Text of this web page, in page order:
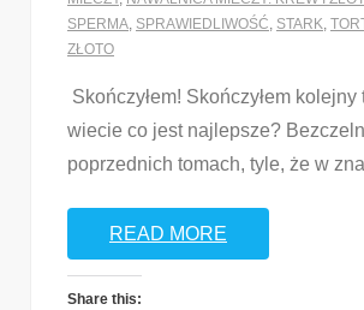
SPERMA, SPRAWIEDLIWOŚĆ, STARK,
ZŁOTO
Skończyłem! Skończyłem
wiecie co jest najlepsze?
poprzednich tomach, tyle, że w
READ MORE
Share this: